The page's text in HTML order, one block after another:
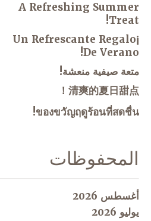
A Refreshing Summer
Treat!
¡Un Refrescante Regalo
De Verano!
متعة صيفية منعشة!
清爽的夏日甜点！
ของขวัญฤดูร้อนที่สดชื่น!
المحفوظات
أغسطس 2026
يوليو 2026